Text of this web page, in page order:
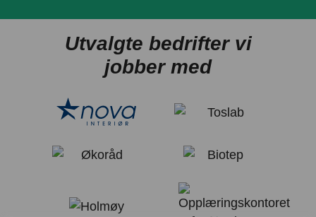
Utvalgte bedrifter vi
jobber med